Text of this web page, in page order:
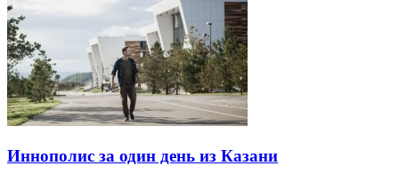
Иннополис за один день из Казани